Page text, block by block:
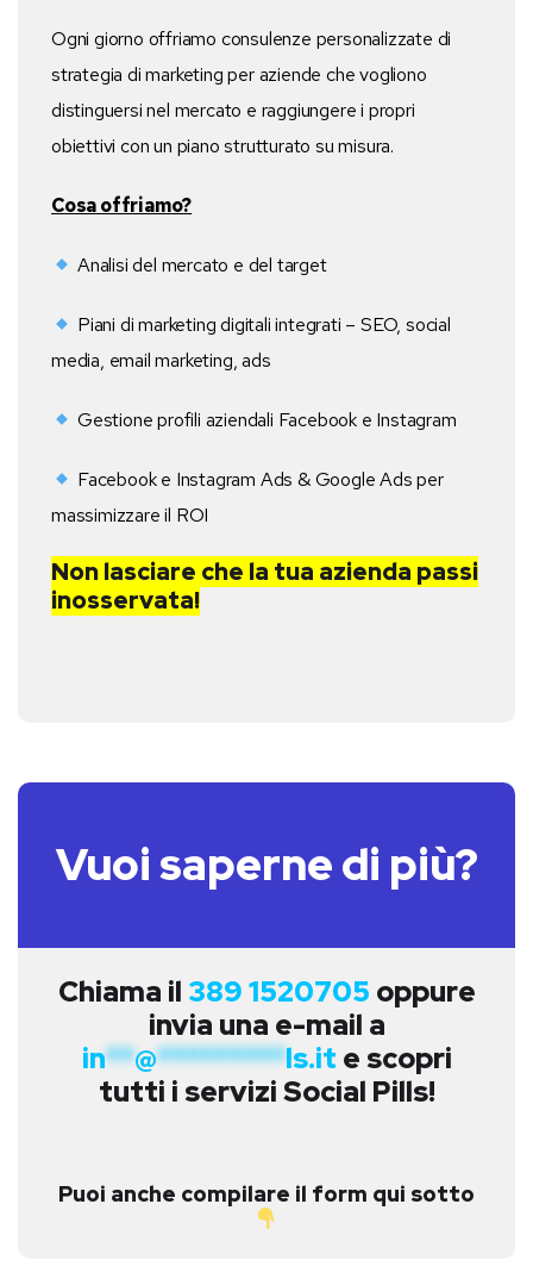
Ogni giorno offriamo consulenze personalizzate di
strategia di marketing per aziende che vogliono
distinguersi nel mercato e raggiungere i propri
obiettivi con un piano strutturato su misura.
Cosa offriamo?
Analisi del mercato e del target
Piani di marketing digitali integrati – SEO, social
media, email marketing, ads
Gestione profili aziendali Facebook e Instagram
Facebook e Instagram Ads & Google Ads per
massimizzare il ROI
Non lasciare che la tua azienda passi
inosservata!
Vuoi saperne di più?
Chiama il 389 1520705 oppure
invia una e-mail a
in**@*********ls.it e scopri
tutti i servizi Social Pills!
Puoi anche compilare il form qui sotto